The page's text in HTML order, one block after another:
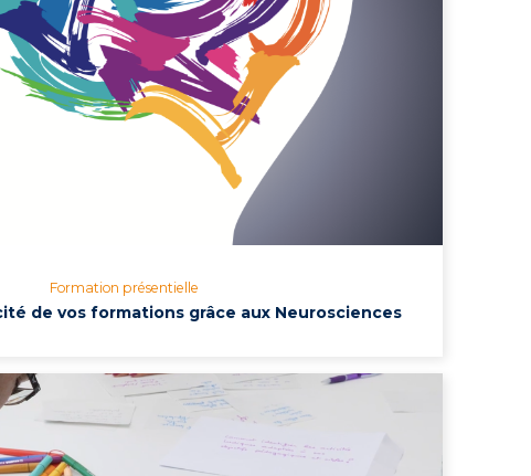
Formation présentielle
de vos formations grâce aux Neurosciences